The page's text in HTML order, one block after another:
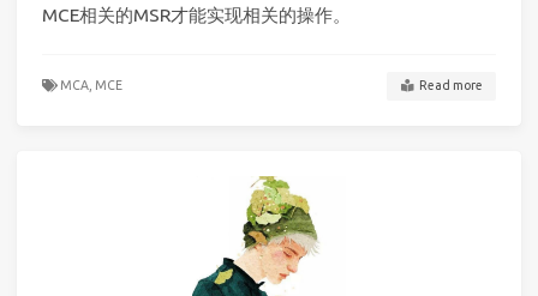
MCE相关的MSR才能实现相关的操作。
MCA, MCE Read more